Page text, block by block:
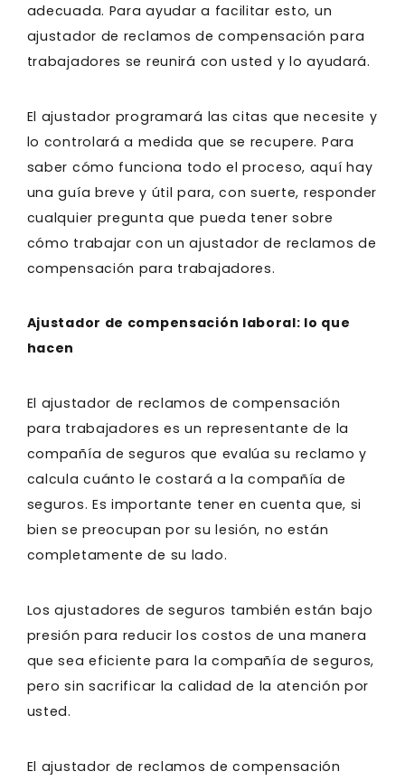
adecuada. Para ayudar a facilitar esto, un
ajustador de reclamos de compensación para
trabajadores se reunirá con usted y lo ayudará.
El ajustador programará las citas que necesite y
lo controlará a medida que se recupere. Para
saber cómo funciona todo el proceso, aquí hay
una guía breve y útil para, con suerte, responder
cualquier pregunta que pueda tener sobre
cómo trabajar con un ajustador de reclamos de
compensación para trabajadores.
Ajustador de compensación laboral: lo que
hacen
El ajustador de reclamos de compensación
para trabajadores es un representante de la
compañía de seguros que evalúa su reclamo y
calcula cuánto le costará a la compañía de
seguros. Es importante tener en cuenta que, si
bien se preocupan por su lesión, no están
completamente de su lado.
Los ajustadores de seguros también están bajo
presión para reducir los costos de una manera
que sea eficiente para la compañía de seguros,
pero sin sacrificar la calidad de la atención por
usted.
El ajustador de reclamos de compensación